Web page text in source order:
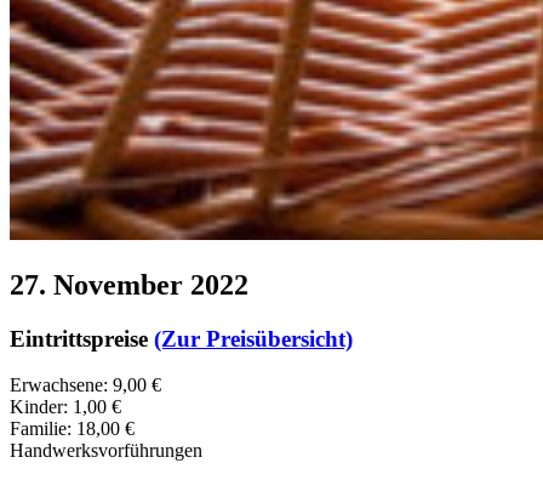
27. November 2022
Eintrittspreise (Zur Preisübersicht)
Erwachsene: 9,00 €
Kinder: 1,00 €
Familie: 18,00 €
Handwerksvorführungen